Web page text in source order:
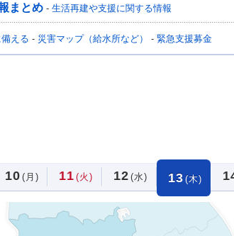
まとめ - 生活再建や支援に関する情報
える - 災害マップ（給水所など） - 緊急支援募金
10 (月) 11 (火) 12 (水) 13 (木)